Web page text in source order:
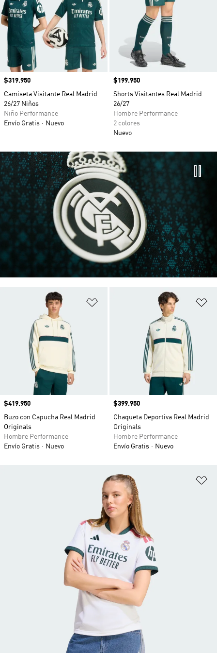
Precio
$319.950
Camiseta Visitante Real Madrid
26/27 Niños
Niño Performance
Envío Gratis
Nuevo
Precio
$199.950
Shorts Visitantes Real Madrid
26/27
Hombre Performance
2 colores
Nuevo
Añadir a la lista de deseos
Precio
$419.950
Buzo con Capucha Real Madrid
Originals
Hombre Performance
Envío Gratis
Nuevo
Precio
$399.950
Chaqueta Deportiva Real Madrid
Originals
Hombre Performance
Envío Gratis
Nuevo